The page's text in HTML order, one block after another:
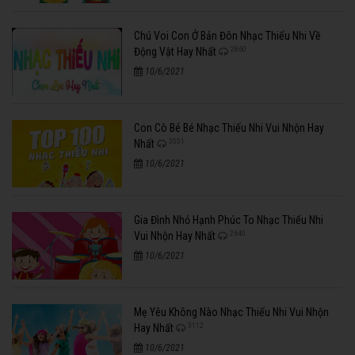
Chú Voi Con Ở Bản Đôn Nhạc Thiếu Nhi Về
Động Vật Hay Nhất
2860
10/6/2021
Con Cò Bé Bé Nhạc Thiếu Nhi Vui Nhộn Hay
Nhất
3551
10/6/2021
Gia Đình Nhỏ Hạnh Phúc To Nhạc Thiếu Nhi
Vui Nhộn Hay Nhất
2640
10/6/2021
Mẹ Yêu Không Nào Nhạc Thiếu Nhi Vui Nhộn
Hay Nhất
3112
10/6/2021